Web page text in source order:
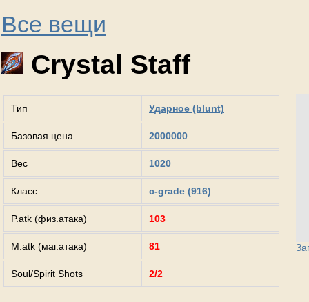
Все вещи
Crystal Staff
Тип Ударное (blunt)
Базовая цена 2000000
Вес 1020
Класс c-grade (916)
P.atk (физ.атака) 103
M.atk (маг.атака) 81
Soul/Spirit Shots 2/2